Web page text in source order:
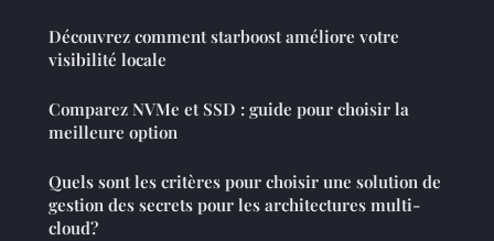
Découvrez comment starboost améliore votre
visibilité locale
Comparez NVMe et SSD : guide pour choisir la
meilleure option
Quels sont les critères pour choisir une solution de
gestion des secrets pour les architectures multi-
cloud?